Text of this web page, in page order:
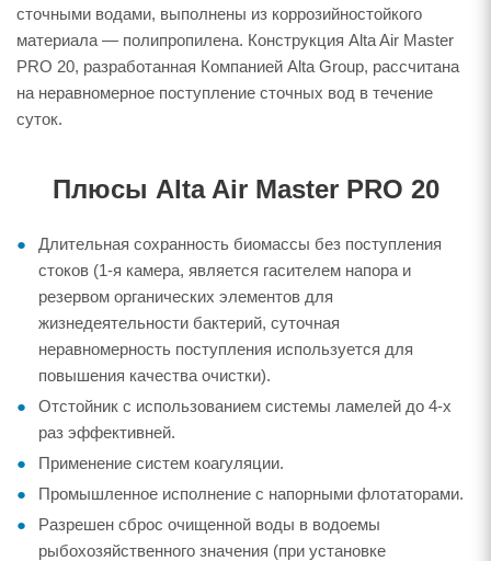
сточными водами, выполнены из коррозийностойкого
материала — полипропилена. Конструкция Alta Air Master
PRO 20, разработанная Компанией Alta Group, рассчитана
на неравномерное поступление сточных вод в течение
суток.
Плюсы Alta Air Master PRO 20
Длительная сохранность биомассы без поступления
стоков (1-я камера, является гасителем напора и
резервом органических элементов для
жизнедеятельности бактерий, суточная
неравномерность поступления используется для
повышения качества очистки).
Отстойник с использованием системы ламелей до 4-х
раз эффективней.
Применение систем коагуляции.
Промышленное исполнение с напорными флотаторами.
Разрешен сброс очищенной воды в водоемы
рыбохозяйственного значения (при установке